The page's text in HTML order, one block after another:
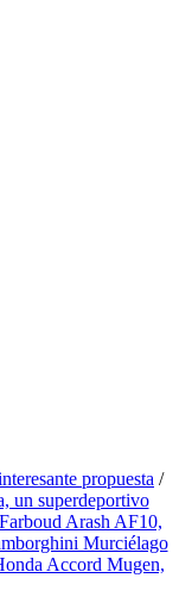
propuesta /
un superdeportivo
Farboud Arash AF10,
Murciélago
Accord Mugen,